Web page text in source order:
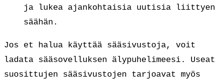
ja lukea ajankohtaisia uutisia liittyen
säähän.
Jos et halua käyttää sääsivustoja, voit
ladata sääsovelluksen älypuhelimeesi. Useat
suosittujen sääsivustojen tarjoavat myös